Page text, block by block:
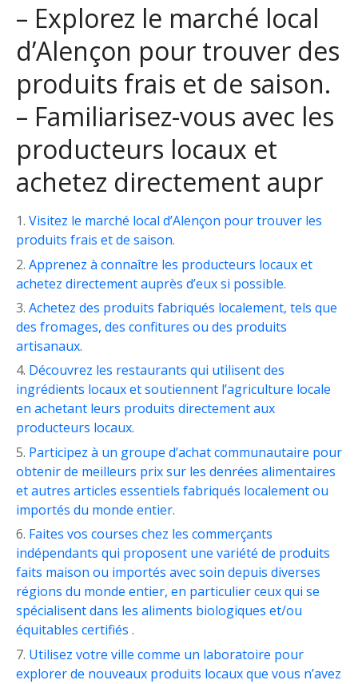
– Explorez le marché local
d’Alençon pour trouver des
produits frais et de saison.
– Familiarisez-vous avec les
producteurs locaux et
achetez directement aupr
Visitez le marché local d’Alençon pour trouver les
produits frais et de saison.
Apprenez à connaître les producteurs locaux et
achetez directement auprès d’eux si possible.
Achetez des produits fabriqués localement, tels que
des fromages, des confitures ou des produits
artisanaux.
Découvrez les restaurants qui utilisent des
ingrédients locaux et soutiennent l’agriculture locale
en achetant leurs produits directement aux
producteurs locaux.
Participez à un groupe d’achat communautaire pour
obtenir de meilleurs prix sur les denrées alimentaires
et autres articles essentiels fabriqués localement ou
importés du monde entier.
Faites vos courses chez les commerçants
indépendants qui proposent une variété de produits
faits maison ou importés avec soin depuis diverses
régions du monde entier, en particulier ceux qui se
spécialisent dans les aliments biologiques et/ou
équitables certifiés .
Utilisez votre ville comme un laboratoire pour
explorer de nouveaux produits locaux que vous n’avez